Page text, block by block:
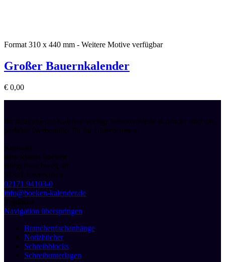
Format 310 x 440 mm - Weitere Motive verfügbar
Großer Bauernkalender
€ 0,00
Ihr individueller Kalenderverlag! Personalisierte Kalender sind das
perfekte Werbemittel für Ihr Unternehmen.
Kontakt
druckhaus boeken
Bürgerbuschweg 48
51381 Leverkusen
02171 94103-0
info@boeken-kalender.de
Toplinks
Navigation überspringen
Branchenfachanhänge
Notizbücher
Schreibblocks
Schreibunterlagen